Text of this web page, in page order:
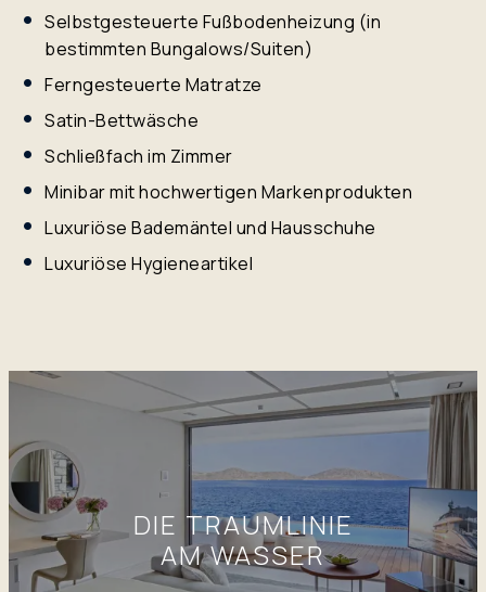
Selbstgesteuerte Fußbodenheizung (in
bestimmten Bungalows/Suiten)
Ferngesteuerte Matratze
Satin-Bettwäsche
Schließfach im Zimmer
Minibar mit hochwertigen Markenprodukten
Luxuriöse Bademäntel und Hausschuhe
Luxuriöse Hygieneartikel
DIE TRAUMLINIE
AM WASSER